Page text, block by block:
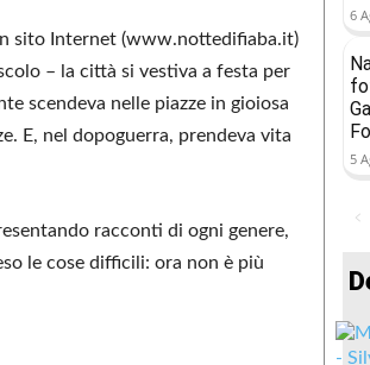
sito Internet (www.nottedifiaba.it)
– la città si vestiva a festa per
scendeva nelle piazze in gioiosa
E, nel dopoguerra, prendeva vita
racconti di ogni genere,
le cose difficili: ora non è più
6
5